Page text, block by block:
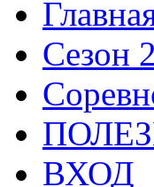
Сезон
ВХОД